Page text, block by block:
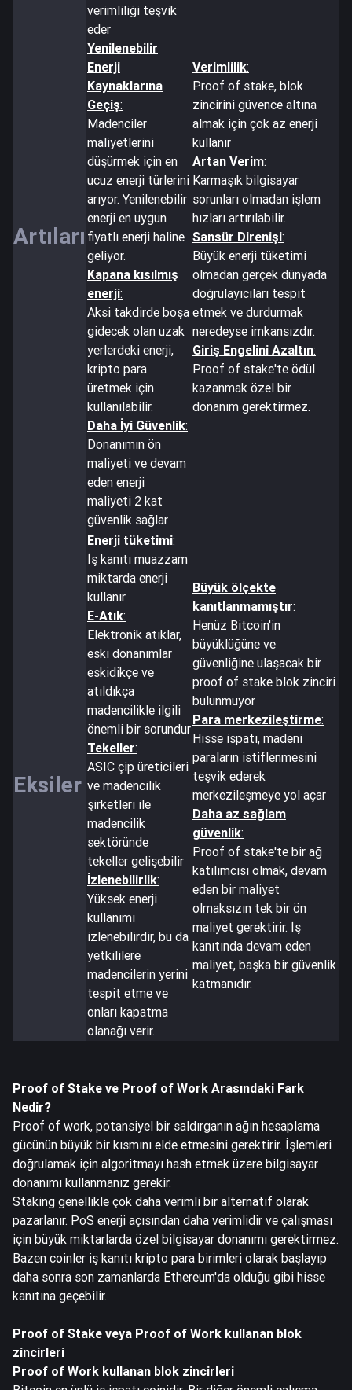
Artıları
verimliliği teşvik
eder
Yenilenebilir
Enerji
Kaynaklarına
Geçiş:
Madenciler
maliyetlerini
düşürmek için en
ucuz enerji türlerini
arıyor. Yenilenebilir
enerji en uygun
fiyatlı enerji haline
geliyor.
Kapana kısılmış
enerji:
Aksi takdirde boşa
gidecek olan uzak
yerlerdeki enerji,
kripto para
üretmek için
kullanılabilir.
Daha İyi Güvenlik:
Donanımın ön
maliyeti ve devam
eden enerji
maliyeti 2 kat
güvenlik sağlar
Verimlilik:
Proof of stake, blok
zincirini güvence altına
almak için çok az enerji
kullanır
Artan Verim:
Karmaşık bilgisayar
sorunları olmadan işlem
hızları artırılabilir.
Sansür Direnişi:
Büyük enerji tüketimi
olmadan gerçek dünyada
doğrulayıcıları tespit
etmek ve durdurmak
neredeyse imkansızdır.
Giriş Engelini Azaltın:
Proof of stake'te ödül
kazanmak özel bir
donanım gerektirmez.
Eksiler
Enerji tüketimi:
İş kanıtı muazzam
miktarda enerji
kullanır
E-Atık:
Elektronik atıklar,
eski donanımlar
eskidikçe ve
atıldıkça
madencilikle ilgili
önemli bir sorundur
Tekeller:
ASIC çip üreticileri
ve madencilik
şirketleri ile
madencilik
sektöründe
tekeller gelişebilir
İzlenebilirlik:
Yüksek enerji
kullanımı
izlenebilirdir, bu da
yetkililere
madencilerin yerini
tespit etme ve
onları kapatma
olanağı verir.
Büyük ölçekte
kanıtlanmamıştır:
Henüz Bitcoin'in
büyüklüğüne ve
güvenliğine ulaşacak bir
proof of stake blok zinciri
bulunmuyor
Para merkezileştirme:
Hisse ispatı, madeni
paraların istiflenmesini
teşvik ederek
merkezileşmeye yol açar
Daha az sağlam
güvenlik:
Proof of stake'te bir ağ
katılımcısı olmak, devam
eden bir maliyet
olmaksızın tek bir ön
maliyet gerektirir. İş
kanıtında devam eden
maliyet, başka bir güvenlik
katmanıdır.
Proof of Stake ve Proof of Work Arasındaki Fark
Nedir?
Proof of work, potansiyel bir saldırganın ağın hesaplama
gücünün büyük bir kısmını elde etmesini gerektirir. İşlemleri
doğrulamak için algoritmayı hash etmek üzere bilgisayar
donanımı kullanmanız gerekir.
Staking genellikle çok daha verimli bir alternatif olarak
pazarlanır. PoS enerji açısından daha verimlidir ve çalışması
için büyük miktarlarda özel bilgisayar donanımı gerektirmez.
Bazen coinler iş kanıtı kripto para birimleri olarak başlayıp
daha sonra son zamanlarda Ethereum'da olduğu gibi hisse
kanıtına geçebilir.
Proof of Stake veya Proof of Work kullanan blok
zincirleri
Proof of Work kullanan blok zincirleri